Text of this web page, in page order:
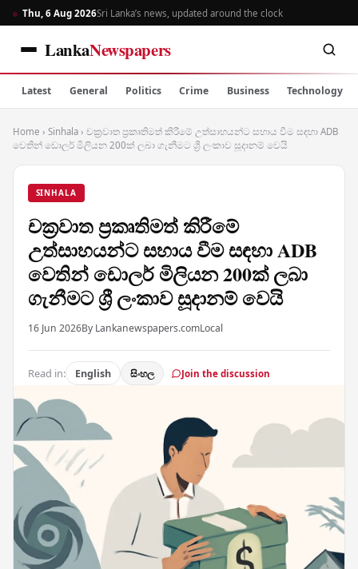
Thu, 6 Aug 2026Sri Lanka’s news, updated around the clock
LankaNewspapers
Latest General Politics Crime Business Technology
Home › Sinhala › චක්‍රවාත ප්‍රකෘතිමත් කිරීමේ උත්සාහයන්ට සහාය වීම සඳහා ADB
වෙතින් ඩොලර් මිලියන 200ක් ලබා ගැනීමට ශ්‍රී ලංකාව සූදානම් වෙයි
SINHALA
චක්‍රවාත ප්‍රකෘතිමත් කිරීමේ
උත්සාහයන්ට සහාය වීම සඳහා ADB
වෙතින් ඩොලර් මිලියන 200ක් ලබා
ගැනීමට ශ්‍රී ලංකාව සූදානම් වෙයි
16 Jun 2026By Lankanewspapers.comLocal
Read in: English සිංහල Join the discussion